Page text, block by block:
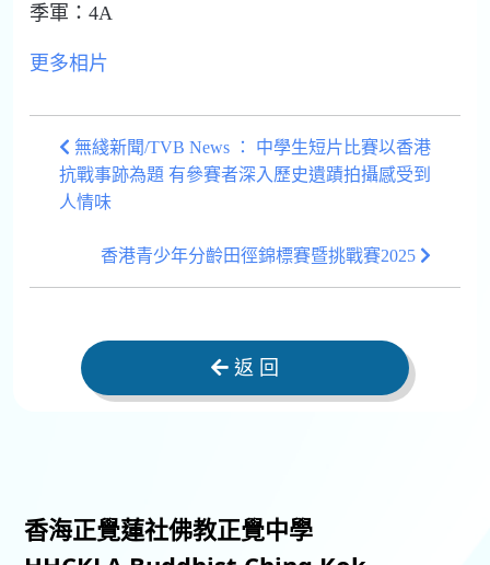
季軍：4A
更多相片
無綫新聞/TVB News ： 中學生短片比賽以香港
抗戰事跡為題 有參賽者深入歷史遺蹟拍攝感受到
人情味
香港青少年分齡田徑錦標賽暨挑戰賽2025
返 回
香海正覺蓮社佛教正覺中學